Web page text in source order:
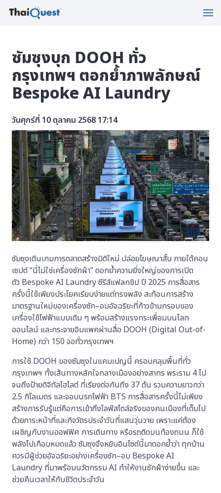
ซัมซุงบุก DOOH ทั่ว
กรุงเทพฯ ตอกย้ำภาพลักษณ์
Bespoke AI Laundry
วันศุกร์ที่ 10 ตุลาคม 2568 17:14
ซัมซุงเดินเกมการตลาดสร้างมิติใหม่ ปล่อยโฆษณาสั้น ภายใต้คอน
เซปต์ “นี่ไม่ใช่เครื่องซักผ้า” ตอกย้ำความยิ่งใหญ่ของการเปิด
ตัว Bespoke AI Laundry ซีรีส์แฟลกชิป ปี 2025 การสื่อสาร
ครั้งนี้ใช้เพียงประโยคเรียบง่ายแต่ทรงพลัง สะท้อนการสร้าง
มาตรฐานใหม่ของเครื่องซัก–อบอัจฉริยะที่ก้าวข้ามกรอบของ
เครื่องใช้ไฟฟ้าแบบเดิม ๆ พร้อมสร้างแรงกระเพื่อมบนโลก
ออนไลน์ และกระจายอิมแพคผ่านสื่อ DOOH (Digital Out-of-
Home) กว่า 150 จอทั่วกรุงเทพฯ
การใช้ DOOH ของซัมซุงในแคมเปญนี้ ครอบคลุมพื้นที่ทั่ว
กรุงเทพฯ ทั้งเส้นทางหลักใจกลางเมืองอย่างสาทร พระราม 4 ไป
จนถึงป้ายดิจิทัลไฮไลต์ ที่เรียงต่อกันถึง 37 ต้น รวมความยาวกว่า
2.5 กิโลเมตร และจอบนรถไฟฟ้า BTS การสื่อสารครั้งนี้ไม่เพียง
สร้างการรับรู้แต่คือการเข้าถึงไลฟ์สไตล์จริงของคนเมืองที่เต็มไป
ด้วยภาระหน้าที่และกิจวัตรประจำวันที่แสนวุ่นวาย เพราะแค่ต้อง
เผชิญกับงานออฟฟิศ การเดินทาง หรือรถติดบนท้องถนน ก็ใช้
พลังไปเกือบหมดแล้ว ซัมซุงจึงหยิบอินไซต์นี้มาตอกย้ำว่า ทุกบ้าน
ควรมีผู้ช่วยอัจฉริยะอย่างเครื่องซัก–อบ Bespoke AI
Laundry ที่มาพร้อมนวัตกรรม AI ทำให้งานซักผ้าง่ายขึ้น และ
ช่วยคืนเวลาให้กับชีวิตประจำวัน